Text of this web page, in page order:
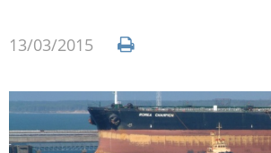
13/03/2015